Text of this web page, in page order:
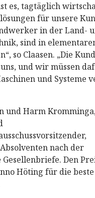
es, tagtäglich
für unsere
in der Land-
sind in
so Claasen. „Die
und wir müssen
und Systeme
und Harm
nach der
Den
Höting für die beste